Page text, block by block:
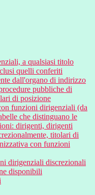
a qualsiasi titolo
quelli conferiti
dall'organo di indirizzo
pubbliche di
di posizione
funzioni dirigenziali (da
che distinguano le
dirigenti, dirigenti
titolari di
con funzioni
dirigenziali discrezionali
disponibili